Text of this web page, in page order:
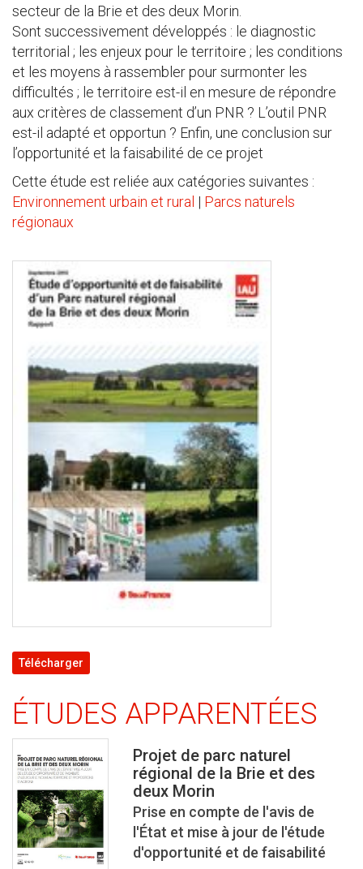
secteur de la Brie et des deux Morin.
Sont successivement développés : le diagnostic
territorial ; les enjeux pour le territoire ; les conditions
et les moyens à rassembler pour surmonter les
difficultés ; le territoire est-il en mesure de répondre
aux critères de classement d’un PNR ? L’outil PNR
est-il adapté et opportun ? Enfin, une conclusion sur
l’opportunité et la faisabilité de ce projet
Cette étude est reliée aux catégories suivantes :
Environnement urbain et rural | Parcs naturels
régionaux
Télécharger
ÉTUDES APPARENTÉES
Projet de parc naturel
régional de la Brie et des
deux Morin
Prise en compte de l'avis de
l'État et mise à jour de l'étude
d'opportunité et de faisabilité